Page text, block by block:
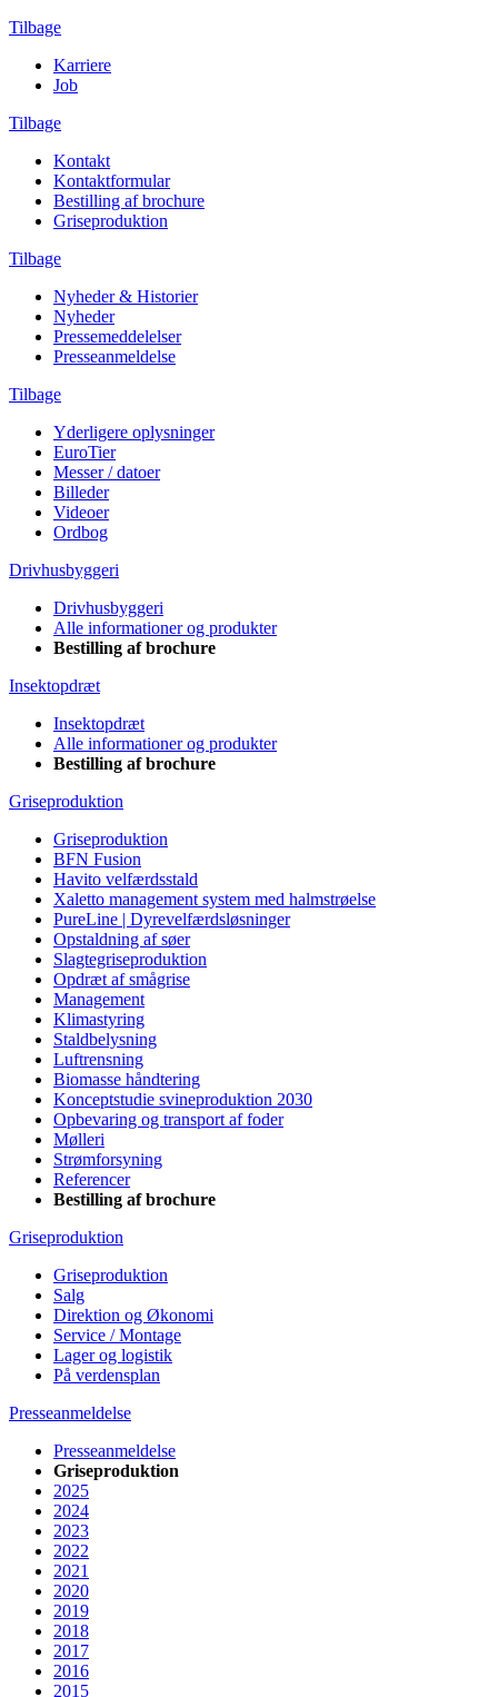
Tilbage
Karriere
Job
Tilbage
Kontakt
Kontaktformular
Bestilling af brochure
Griseproduktion
Tilbage
Nyheder & Historier
Nyheder
Pressemeddelelser
Presseanmeldelse
Tilbage
Yderligere oplysninger
EuroTier
Messer / datoer
Billeder
Videoer
Ordbog
Drivhusbyggeri
Drivhusbyggeri
Alle informationer og produkter
Bestilling af brochure
Insektopdræt
Insektopdræt
Alle informationer og produkter
Bestilling af brochure
Griseproduktion
Griseproduktion
BFN Fusion
Havito velfærdsstald
Xaletto management system med halmstrøelse
PureLine | Dyrevelfærdsløsninger
Opstaldning af søer
Slagtegriseproduktion
Opdræt af smågrise
Management
Klimastyring
Staldbelysning
Luftrensning
Biomasse håndtering
Konceptstudie svineproduktion 2030
Opbevaring og transport af foder
Mølleri
Strømforsyning
Referencer
Bestilling af brochure
Griseproduktion
Griseproduktion
Salg
Direktion og Økonomi
Service / Montage
Lager og logistik
På verdensplan
Presseanmeldelse
Presseanmeldelse
Griseproduktion
2025
2024
2023
2022
2021
2020
2019
2018
2017
2016
2015